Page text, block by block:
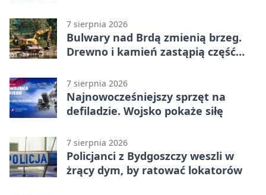
7 sierpnia 2026
Bulwary nad Brdą zmienią brzeg.
Drewno i kamień zastąpią część
7 sierpnia 2026
Najnowocześniejszy sprzęt na
defiladzie. Wojsko pokaże siłę
7 sierpnia 2026
Policjanci z Bydgoszczy weszli w
żrący dym, by ratować lokatorów